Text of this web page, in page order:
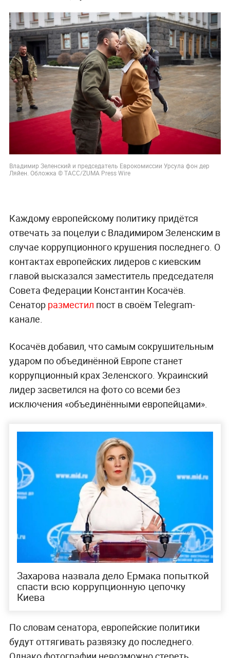
Владимир Зеленский и председатель Еврокомиссии Урсула фон дер
Ляйен. Обложка © ТАСС/ZUMA Press Wire
Каждому европейскому политику придётся
отвечать за поцелуи с Владимиром Зеленским в
случае коррупционного крушения последнего. О
контактах европейских лидеров с киевским
главой высказался заместитель председателя
Совета Федерации Константин Косачёв.
Сенатор разместил пост в своём Telegram-
канале.
Косачёв добавил, что самым сокрушительным
ударом по объединённой Европе станет
коррупционный крах Зеленского. Украинский
лидер засветился на фото со всеми без
исключения «объединёнными европейцами».
Захарова назвала дело Ермака попыткой
спасти всю коррупционную цепочку
Киева
По словам сенатора, европейские политики
будут оттягивать развязку до последнего.